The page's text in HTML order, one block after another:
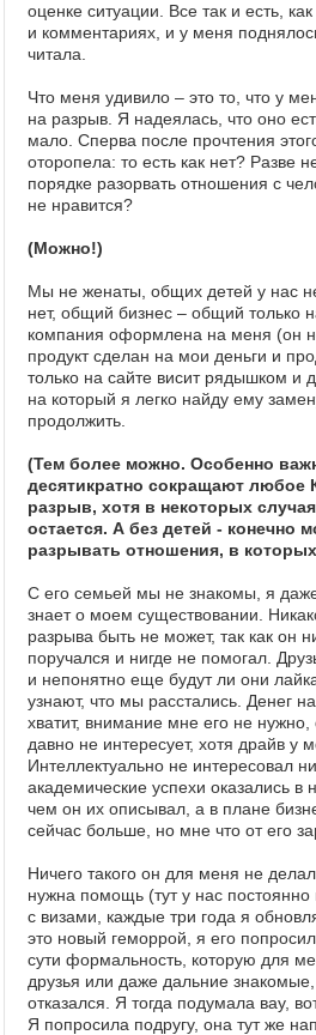
оценке ситуации. Все так и есть,
и комментариях, и у меня
читала.
Что меня удивило – это то, что у
на разрыв. Я надеялась, что оно
мало. Сперва после прочтения
оторопела: то есть как нет? Разве
порядке разорвать отношения с
не нравится?
(Можно!)
Мы не женаты, общих детей у нас
нет, общий бизнес – общий только
компания оформлена на меня (он
продукт сделан на мои деньги и
только на сайте висит рядышком и
на который я легко найду ему
продолжить.
(Тем более можно. Особенно
десятикратно сокращают любое
разрыв, хотя в некоторых
остается. А без детей - конечно
разрывать отношения, в
С его семьей мы не знакомы, я
знает о моем существовании.
разрыва быть не может, так как он
поручался и нигде не помогал.
и непонятно еще будут ли они
узнают, что мы расстались. Денег
хватит, внимание мне его не
давно не интересует, хотя драйв у
Интеллектуально не интересовал
академические успехи оказались в
чем он их описывал, а в плане
сейчас больше, но мне что от его
Ничего такого он для меня не
нужна помощь (тут у нас постоянно
с визами, каждые три года я
это новый геморрой, я его
сути формальность, которую для
друзья или даже дальние
отказался. Я тогда подумала вау,
Я попросила подругу, она тут же